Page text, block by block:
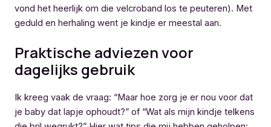
vond het heerlijk om die velcroband los te peuteren). Met
geduld en herhaling went je kindje er meestal aan.
Praktische adviezen voor
dagelijks gebruik
Ik kreeg vaak de vraag: “Maar hoe zorg je er nou voor dat
je baby dat lapje ophoudt?” of “Wat als mijn kindje telkens